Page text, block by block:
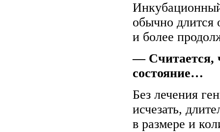
обычно длится
и более
— Считается,
состояние…
Без лечения
исчезать,
в размере и